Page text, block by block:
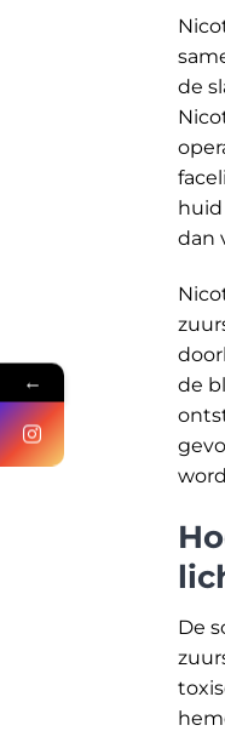
de
dan
de
De
←